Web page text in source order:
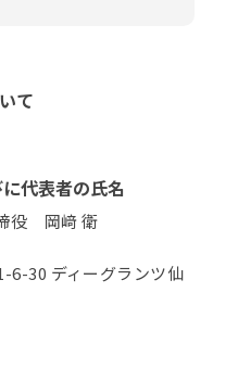
て
代表者の氏名
役 岡﨑 衛
6-30 ディーグランツ仙